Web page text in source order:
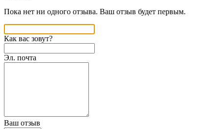
Пока нет ни одного отзыва. Ваш отзыв будет первым.
Как вас зовут?
Эл. почта
Ваш отзыв